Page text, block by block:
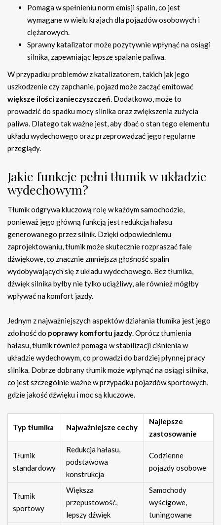
Pomaga w spełnieniu norm emisji spalin, co jest
wymagane w wielu krajach dla pojazdów osobowych i
ciężarowych.
Sprawny katalizator może pozytywnie wpłynąć na osiągi
silnika, zapewniając lepsze spalanie paliwa.
W przypadku problemów z katalizatorem, takich jak jego
uszkodzenie czy zapchanie, pojazd może zacząć emitować
większe ilości zanieczyszczeń. Dodatkowo, może to
prowadzić do spadku mocy silnika oraz zwiększenia zużycia
paliwa. Dlatego tak ważne jest, aby dbać o stan tego elementu
układu wydechowego oraz przeprowadzać jego regularne
przeglądy.
Jakie funkcje pełni tłumik w układzie
wydechowym?
Tłumik odgrywa kluczową rolę w każdym samochodzie,
ponieważ jego główną funkcją jest redukcja hałasu
generowanego przez silnik. Dzięki odpowiedniemu
zaprojektowaniu, tłumik może skutecznie rozpraszać fale
dźwiękowe, co znacznie zmniejsza głośność spalin
wydobywających się z układu wydechowego. Bez tłumika,
dźwięk silnika byłby nie tylko uciążliwy, ale również mógłby
wpływać na komfort jazdy.
Jednym z najważniejszych aspektów działania tłumika jest jego
zdolność do poprawy komfortu jazdy. Oprócz tłumienia
hałasu, tłumik również pomaga w stabilizacji ciśnienia w
układzie wydechowym, co prowadzi do bardziej płynnej pracy
silnika. Dobrze dobrany tłumik może wpłynąć na osiągi silnika,
co jest szczególnie ważne w przypadku pojazdów sportowych,
gdzie jakość dźwięku i moc są kluczowe.
Typ tłumika Najważniejsze cechy
Najlepsze
zastosowanie
Tłumik
standardowy
Redukcja hałasu,
podstawowa
konstrukcja
Codzienne
pojazdy osobowe
Tłumik
sportowy
Większa
przepustowość,
lepszy dźwięk
Samochody
wyścigowe,
tuningowane